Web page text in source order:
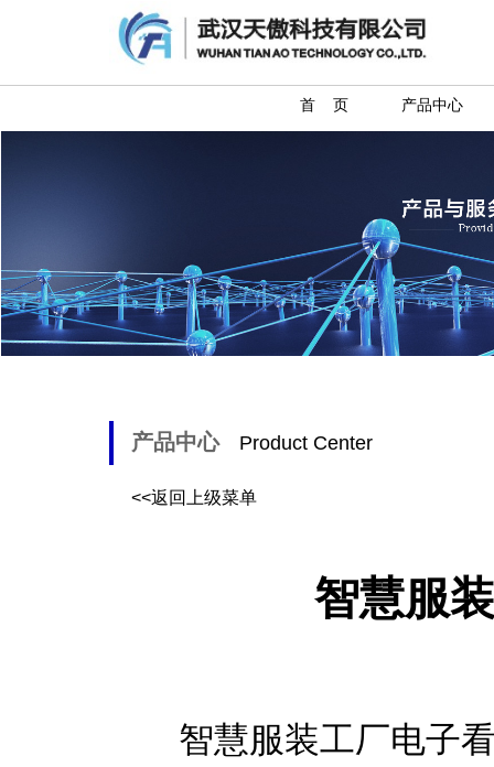
首 页 产品中心
产品中心 Product Center
<<返回上级菜单
智慧服
智慧服装工厂电子看